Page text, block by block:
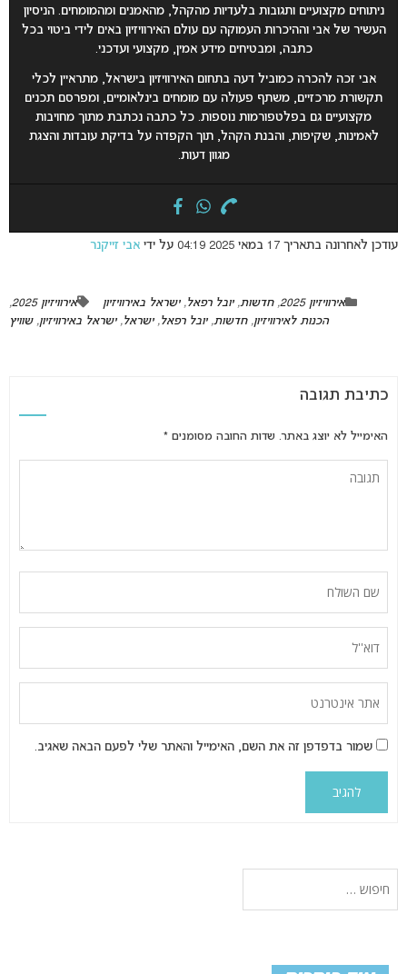
ניתוחים מקצועיים ותגובות בלעדיות מהקהל, מהאמנים ומהמומחים. הניסיון
העשיר של אבי וההיכרות העמוקה עם עולם האירוויזיון באים לידי ביטוי בכל
כתבה, ומבטיחים מידע אמין, מקצועי ועדכני.
אבי זכה להכרה כמוביל דעה בתחום האירוויזיון בישראל, מתראיין לכלי
תקשורת מרכזיים, משתף פעולה עם מומחים בינלאומיים, ומפרסם תכנים
מקצועיים גם בפלטפורמות נוספות. כל כתבה נכתבת מתוך מחויבות
לאמינות, שקיפות, והבנת הקהל, תוך הקפדה על בדיקת עובדות והצגת
מגוון דעות.
עודכן לאחרונה בתאריך 17 במאי 2025 04:19 על ידי אבי זייקנר
אירוויזיון 2025 ,חדשות,יובל רפאל,ישראל באירוויזיון אירוויזיון 2025
,
הכנות לאירוויזיון,חדשות,יובל רפאל,ישראל,ישראל באירוויזיון,שוויץ
כתיבת תגובה
האימייל לא יוצג באתר. שדות החובה מסומנים *
שמור בדפדפן זה את השם, האימייל והאתר שלי לפעם הבאה שאגיב.